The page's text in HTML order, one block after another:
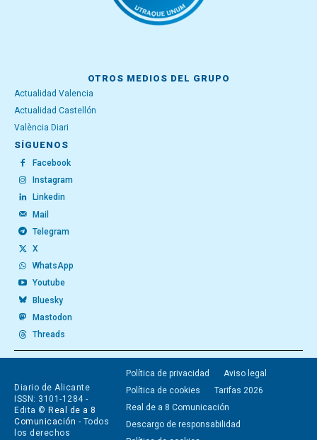
OTROS MEDIOS DEL GRUPO
Actualidad Valencia
Actualidad Castellón
València Diari
SÍGUENOS
Facebook
Instagram
Linkedin
Mail
Telegram
X
WhatsApp
Youtube
Bluesky
Mastodon
Threads
Diario de Alicante
ISSN: 3101-1284 -
Edita © Real de a 8
Comunicación - Todos
los derechos
Política de privacidad
Aviso legal
Política de cookies
Tarifas 2026
Real de a 8 Comunicación
Descargo de responsabilidad